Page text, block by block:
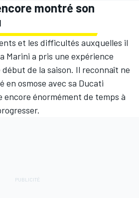
montré son
et les difficultés auxquelles il
Marini a pris une expérience
de la saison. Il reconnaît ne
en osmose avec sa Ducati
encore énormément de temps à